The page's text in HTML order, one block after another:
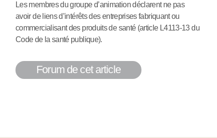
Les membres du groupe d’animation déclarent ne pas
avoir de liens d’intérêts des entreprises fabriquant ou
commercialisant des produits de santé (article L4113-13 du
Code de la santé publique).
Forum de cet article